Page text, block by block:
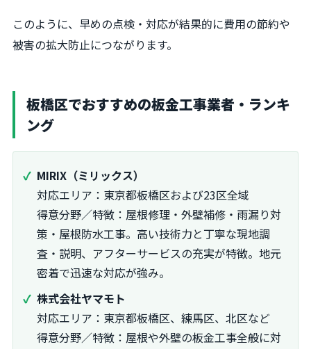
このように、早めの点検・対応が結果的に費用の節約や
被害の拡大防止につながります。
板橋区でおすすめの板金工事業者・ランキ
ング
MIRIX（ミリックス）
対応エリア：東京都板橋区および23区全域
得意分野／特徴：屋根修理・外壁補修・雨漏り対
策・屋根防水工事。高い技術力と丁寧な現地調
査・説明、アフターサービスの充実が特徴。地元
密着で迅速な対応が強み。
株式会社ヤマモト
対応エリア：東京都板橋区、練馬区、北区など
得意分野／特徴：屋根や外壁の板金工事全般に対